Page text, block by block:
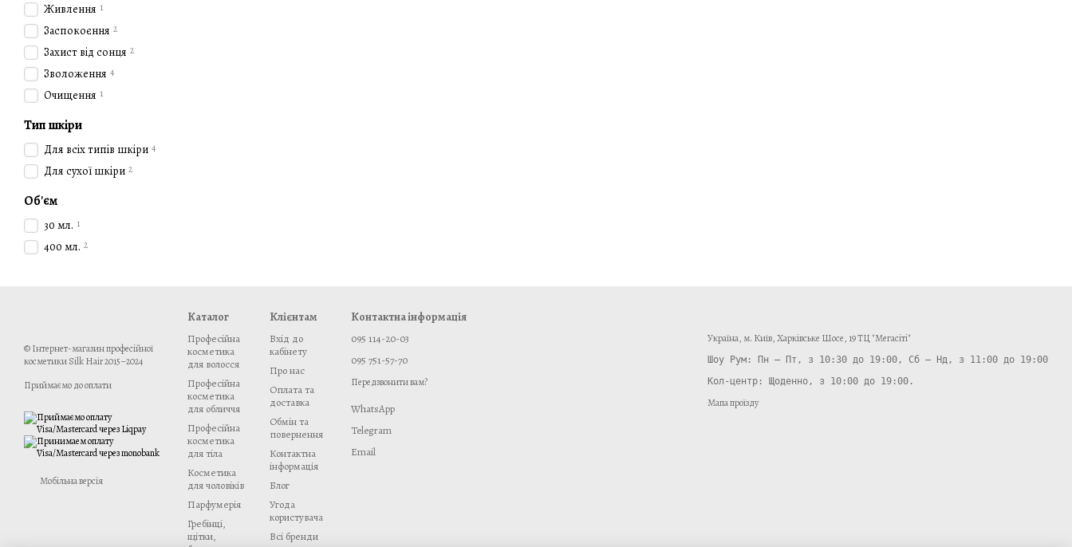
Живлення 1
Заспокоєння 2
Захист від сонця 2
Зволоження 4
Очищення 1
Тип шкіри
Для всіх типів шкіри 4
Для сухої шкіри 2
Об'єм
30 мл. 1
400 мл. 2
© Інтернет-магазин професійної
косметики Silk Hair 2015–2024
Приймаємо до оплати
Мобільна версія
Каталог
Професійна
косметика
для волосся
Професійна
косметика
для обличчя
Професійна
косметика
для тіла
Косметика
для чоловіків
Парфумерія
Гребінці,
щітки,
Клієнтам
Вхід до
кабінету
Про нас
Оплата та
доставка
Обмін та
повернення
Контактна
інформація
Блог
Угода
користувача
Всі бренди
Контактна інформація
095 114-20-03
095 751-57-70
Передзвонити вам?
WhatsApp
Telegram
Email
Українa, м. Київ, Харківське Шосе, 19 ТЦ "Мегасіті"
Кол-центр: Щоденно, з 10:00 до 19:00.
Мапа проїзду